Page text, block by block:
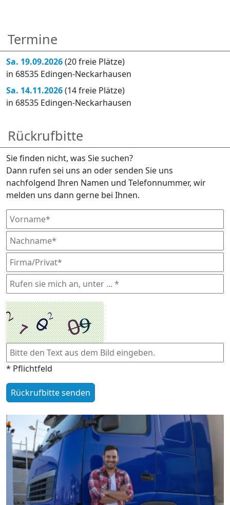
Termine
Sa. 19.09.2026(20 freie Plätze)
in 68535 Edingen-Neckarhausen
Sa. 14.11.2026(14 freie Plätze)
in 68535 Edingen-Neckarhausen
Rückrufbitte
Sie finden nicht, was Sie suchen?
Dann rufen sei uns an oder senden Sie uns
nachfolgend Ihren Namen und Telefonnummer, wir
melden uns dann gerne bei Ihnen.
* Pflichtfeld